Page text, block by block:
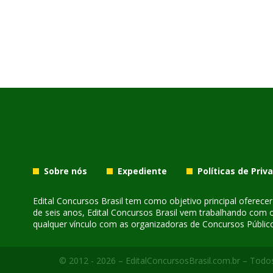
Sobre nós Expediente Políticas de
Edital Concursos Brasil tem como objetivo principal
de seis anos, Edital Concursos Brasil vem trabalhando
qualquer vínculo com as organizadoras de Concursos
© 2012 - 2026 – EditalConcursosBrasil.com.br –